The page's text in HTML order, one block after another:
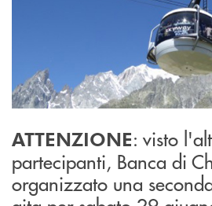
ATTENZIONE: visto
partecipanti, Banca di
organizzato una